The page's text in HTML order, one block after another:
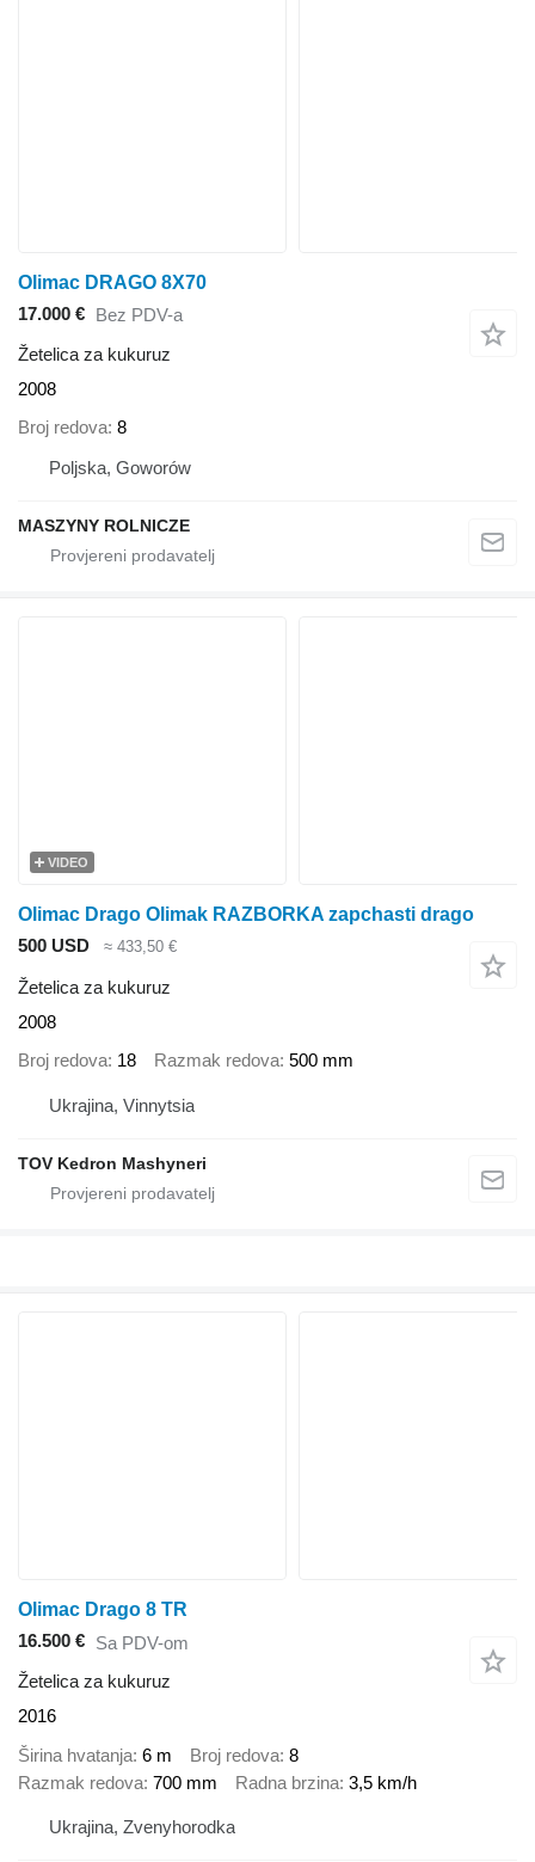
Olimac DRAGO 8X70
17.000 € Bez PDV-a
Žetelica za kukuruz
2008
Broj redova 8
Poljska, Goworów
MASZYNY ROLNICZE
VIDEO
Olimac Drago Olimak RAZBORKA zapchasti drago
500 USD
≈ 433,50 €
Žetelica za kukuruz
2008
Broj redova 18 Razmak redova 500 mm
Ukrajina, Vinnytsia
TOV Kedron Mashyneri
Olimac Drago 8 TR
16.500 € Sa PDV-om
Žetelica za kukuruz
2016
Širina hvatanja 6 m Broj redova 8
Razmak redova 700 mm Radna brzina 3,5 km/h
Ukrajina, Zvenyhorodka